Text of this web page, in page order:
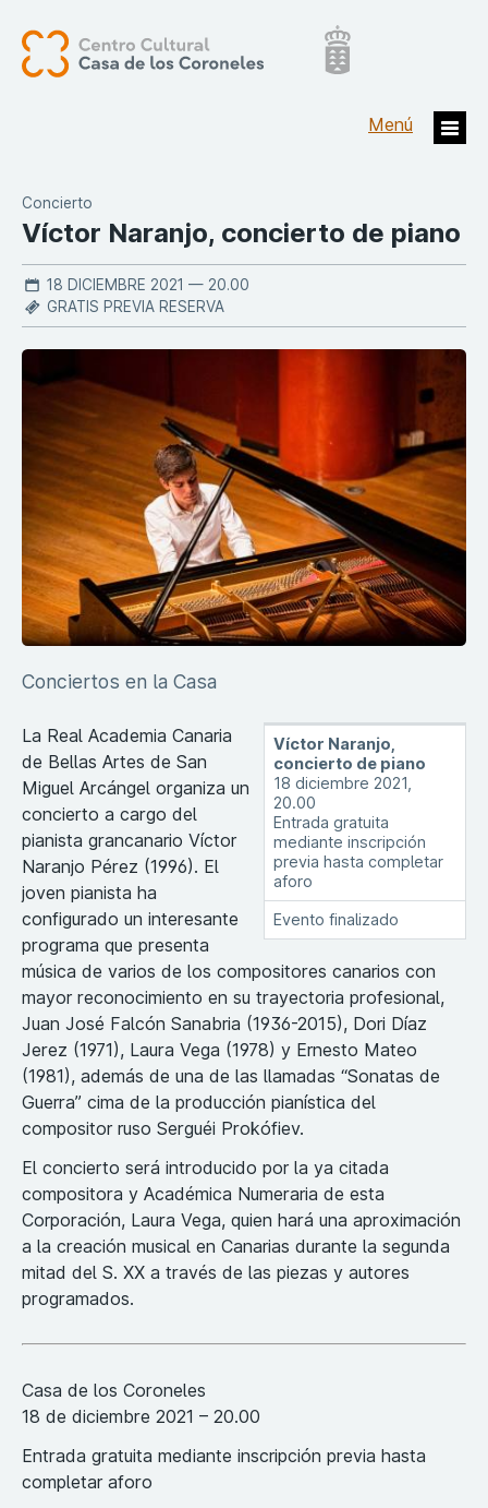
Concierto
Víctor Naranjo, concierto de piano
18 DICIEMBRE 2021 — 20.00
GRATIS PREVIA RESERVA
Conciertos en la Casa
Víctor Naranjo,
concierto de piano
18 diciembre 2021,
20.00
Entrada gratuita
mediante inscripción
previa hasta completar
aforo
Evento finalizado
La Real Academia Canaria
de Bellas Artes de San
Miguel Arcángel organiza un
concierto a cargo del
pianista grancanario Víctor
Naranjo Pérez (1996). El
joven pianista ha
configurado un interesante
programa que presenta
música de varios de los compositores canarios con
mayor reconocimiento en su trayectoria profesional,
Juan José Falcón Sanabria (1936-2015), Dori Díaz
Jerez (1971), Laura Vega (1978) y Ernesto Mateo
(1981), además de una de las llamadas “Sonatas de
Guerra” cima de la producción pianística del
compositor ruso Serguéi Prokófiev.
El concierto será introducido por la ya citada
compositora y Académica Numeraria de esta
Corporación, Laura Vega, quien hará una aproximación
a la creación musical en Canarias durante la segunda
mitad del S. XX a través de las piezas y autores
programados.
Casa de los Coroneles
18 de diciembre 2021 – 20.00
Entrada gratuita mediante inscripción previa hasta
completar aforo